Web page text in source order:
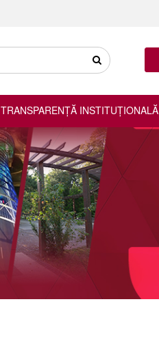
TRANSPARENȚĂ INSTITUȚIONALĂ